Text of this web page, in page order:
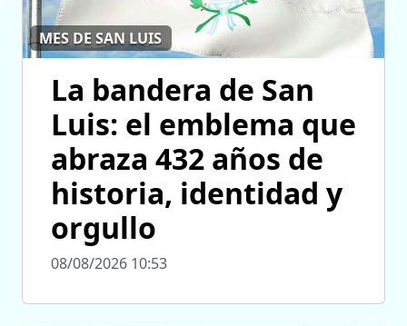
MES DE SAN LUIS
La bandera de San
Luis: el emblema que
abraza 432 años de
historia, identidad y
orgullo
08/08/2026 10:53